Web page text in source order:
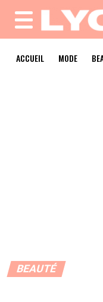
MENU
ACCUEIL MODE
BEAUTÉ